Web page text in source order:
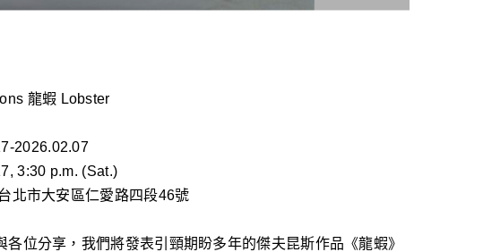
龍蝦 Lobster
2026.02.07
3:30 p.m. (Sat.)
北市大安區仁愛路四段46號
各位分享，我們將發表引頸期盼多年的傑夫昆斯作品《龍蝦》